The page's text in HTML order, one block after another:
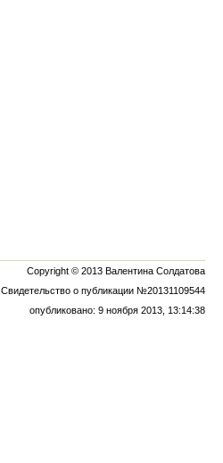
Copyright © 2013 Валентина Солдатова
Свидетельство о публикации №20131109544
опубликовано: 9 ноября 2013, 13:14:38